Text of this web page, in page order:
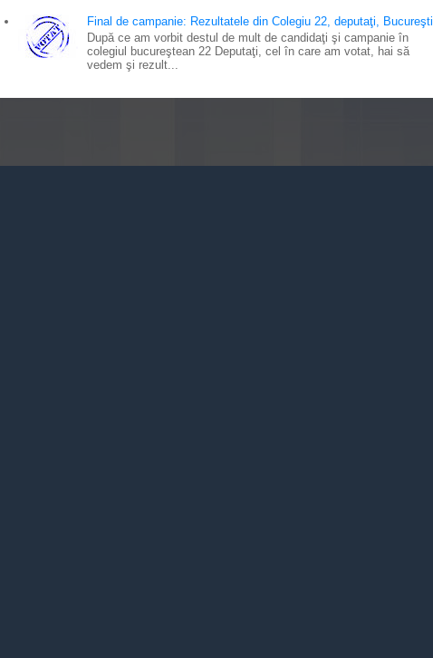
Final de campanie: Rezultatele din Colegiu 22, deputaţi, Bucureşti
După ce am vorbit destul de mult de candidaţi şi campanie în
colegiul bucureştean 22 Deputaţi, cel în care am votat, hai să
vedem şi rezult...